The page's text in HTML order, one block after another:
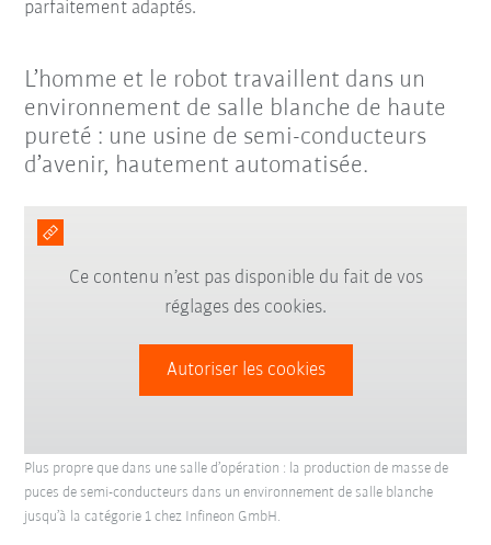
parfaitement adaptés.
L’homme et le robot travaillent dans un
environnement de salle blanche de haute
pureté : une usine de semi-conducteurs
d’avenir, hautement automatisée.
Ce contenu n’est pas disponible du fait de vos
réglages des cookies.
Autoriser les cookies
Plus propre que dans une salle d’opération : la production de masse de
puces de semi-conducteurs dans un environnement de salle blanche
jusqu’à la catégorie 1 chez Infineon GmbH.